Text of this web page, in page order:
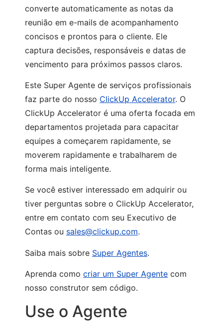
converte automaticamente as notas da
reunião em e-mails de acompanhamento
concisos e prontos para o cliente. Ele
captura decisões, responsáveis e datas de
vencimento para próximos passos claros.
Este Super Agente de serviços profissionais
faz parte do nosso ClickUp Accelerator. O
ClickUp Accelerator é uma oferta focada em
departamentos projetada para capacitar
equipes a começarem rapidamente, se
moverem rapidamente e trabalharem de
forma mais inteligente.
Se você estiver interessado em adquirir ou
tiver perguntas sobre o ClickUp Accelerator,
entre em contato com seu Executivo de
Contas ou sales@clickup.com.
Saiba mais sobre Super Agentes.
Aprenda como criar um Super Agente com
nosso construtor sem código.
Use o Agente